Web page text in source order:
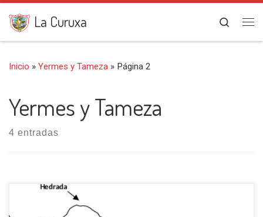
Saltar al contenido
La Curuxa
Search
Inicio » Yermes y Tameza » Página 2
Yermes y Tameza
4 entradas